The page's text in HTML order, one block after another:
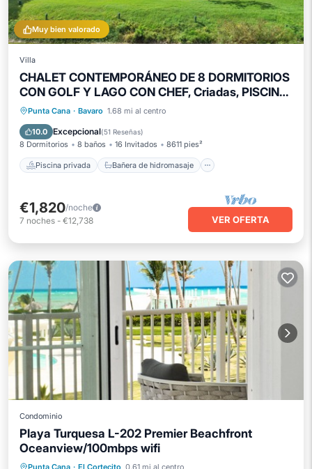
Muy bien valorado
Villa
CHALET CONTEMPORÁNEO DE 8 DORMITORIOS
CON GOLF Y LAGO CON CHEF, Criadas, PISCINA
Y JACUZZI
Punta Cana · Bavaro 1.68 mi al centro
10.0 Excepcional(51 Reseñas)
8 Dormitorios 8 baños 16 Invitados 8611 pies²
Piscina privada Bañera de hidromasaje
Piscina privada
Bañera de hidromasaje
Aparcamiento
€1,820/noche
7 noches - €12,738 VER OFERTA
Condominio
Playa Turquesa L-202 Premier Beachfront
Oceanview/100mbps wifi
Punta Cana · El Cortecito 0.61 mi al centro
Aparcamiento Piscina